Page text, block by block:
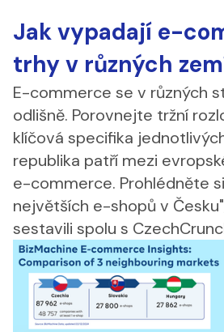
Jak vypadají e-
trhy v různých
E-commerce se v různých
odlišně. Porovnejte tržní
klíčová specifika
republika patří mezi
e-commerce. Prohlédněte
největších e-shopů v
sestavili spolu s